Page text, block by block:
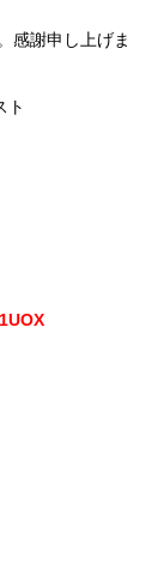
感謝申し上げま
ト